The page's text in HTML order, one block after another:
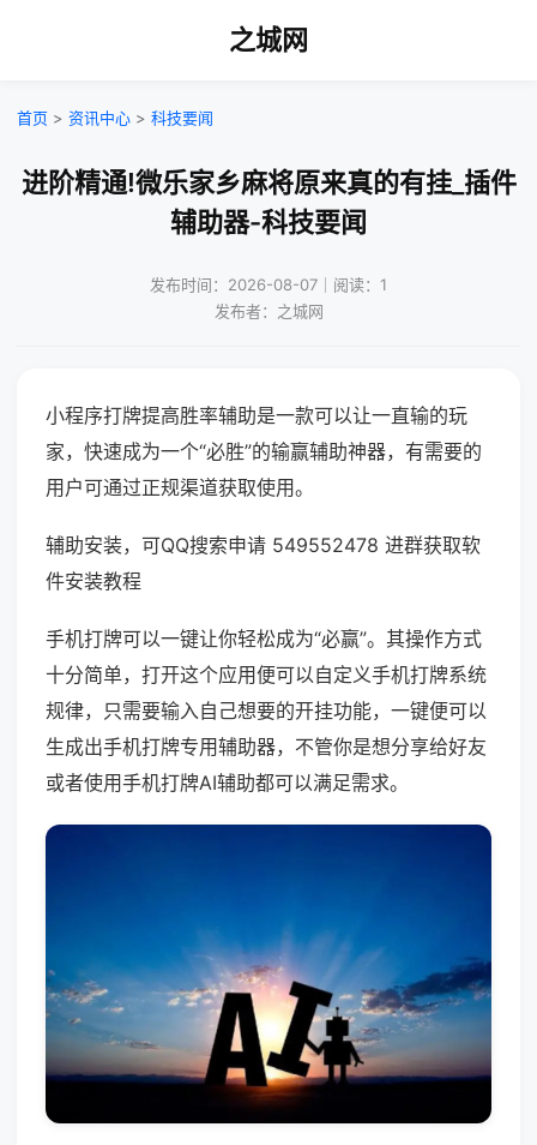
之城网
首页 > 资讯中心 > 科技要闻
进阶精通!微乐家乡麻将原来真的有挂_插件
辅助器-科技要闻
发布时间：2026-08-07｜阅读：1
发布者：之城网
小程序打牌提高胜率辅助是一款可以让一直输的玩
家，快速成为一个“必胜”的输赢辅助神器，有需要的
用户可通过正规渠道获取使用。
辅助安装，可QQ搜索申请 549552478 进群获取软
件安装教程
手机打牌可以一键让你轻松成为“必赢”。其操作方式
十分简单，打开这个应用便可以自定义手机打牌系统
规律，只需要输入自己想要的开挂功能，一键便可以
生成出手机打牌专用辅助器，不管你是想分享给好友
或者使用手机打牌AI辅助都可以满足需求。